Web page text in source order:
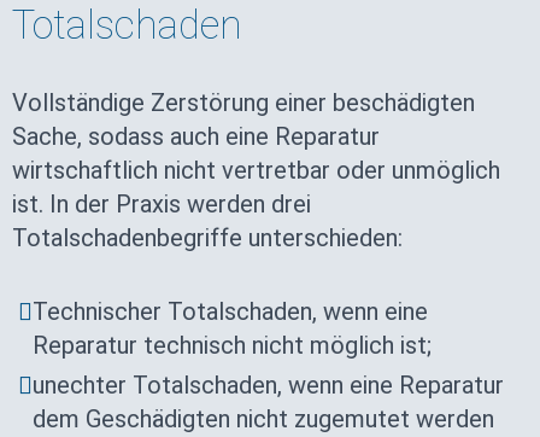
Totalschaden
Vollständige Zerstörung einer beschädigten
Sache, sodass auch eine Reparatur
wirtschaftlich nicht vertretbar oder unmöglich
ist. In der Praxis werden drei
Totalschadenbegriffe unterschieden:
Technischer Totalschaden, wenn eine
Reparatur technisch nicht möglich ist;
unechter Totalschaden, wenn eine Reparatur
dem Geschädigten nicht zugemutet werden